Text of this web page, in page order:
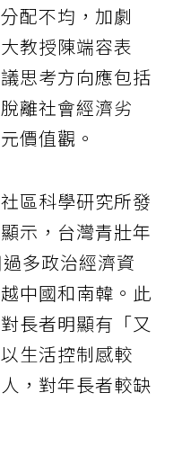
配不均，加劇
教授陳端容表
思考方向應包括
離社會經濟劣
價值觀。
區科學研究所發
示，台灣青壯年
多政治經濟資
中國和南韓。此
長者明顯有「又
生活控制感較
，對年長者較缺